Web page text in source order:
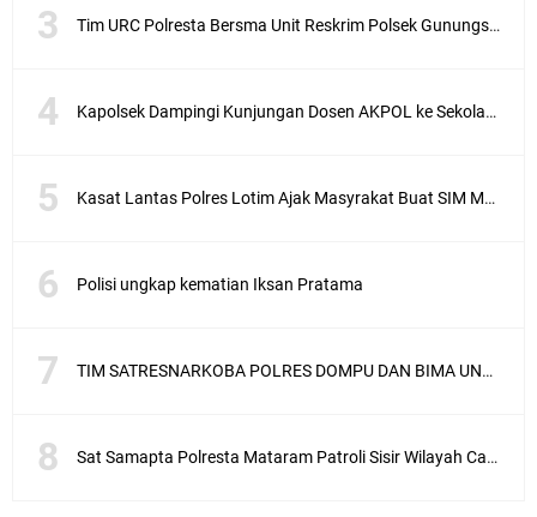
Tim URC Polresta Bersma Unit Reskrim Polsek Gunungsari Tangkap Pelaku Curanmor
Kapolsek Dampingi Kunjungan Dosen AKPOL ke Sekolah Rakyat Gunungsari
Kasat Lantas Polres Lotim Ajak Masyrakat Buat SIM Melalui SATPAS Bukan Calo
Polisi ungkap kematian Iksan Pratama
TIM SATRESNARKOBA POLRES DOMPU DAN BIMA UNGKAP KASUS NARKOBA VIA JASA PENGIRIMAN BARANG JNE
Sat Samapta Polresta Mataram Patroli Sisir Wilayah Cakranegara